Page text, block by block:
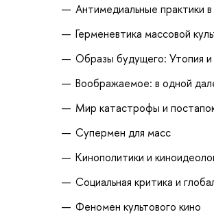
Антимедиальные практики в
Герменевтика массовой
Образы будущего: Утопия и
Воображаемое: в одной
Мир катастрофы и
Супермен для масс
Кинополитики и
Социальная критика и
Феномен культового кино